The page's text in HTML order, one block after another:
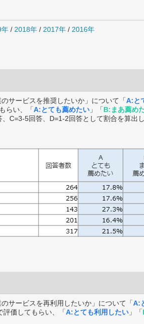
年 / 2018年 / 2017年 / 2016年
サービスを推奨したいか」について「A:と
らい、「A:とても薦めたい 」「B:まあ薦め
C=3-5回答、D=1-2回答として割合を算出し
サービスを再利用したいか」について「A:
評価してもらい、「A:とても利用したい 」「